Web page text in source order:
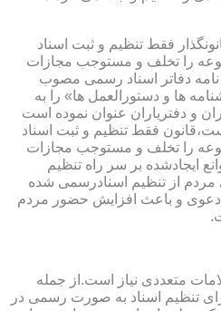
قانونگذار فقط تنظیم و ثبت اسناد
را تخلف و مستوجب مجازات
است ولی ماده ۲۹ آیین نامه دفاتر اسناد رسمی مصوب
ها و دستورالعمل ها» را به
و دفتریاران عنوان نموده است
فقط تنظیم و ثبت اسناد
را تخلف و مستوجب مجازات
ایجادشده بر سر راه تنظیم
از تنظیم اسنادرسمی شده
و باعث افزایش حضور مردم
متعددی نیاز است.از جمله
تنظیم اسناد به صورت رسمی در